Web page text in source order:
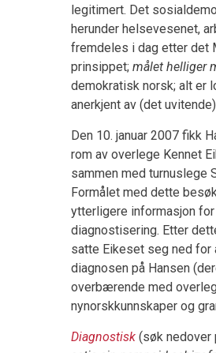
legitimert. Det
herunder helsevesenet,
fremdeles i dag etter det
prinsippet; målet helliger
demokratisk norsk; alt er
anerkjent av (det
Den 10. januar 2007 fikk
rom av overlege Kennet
sammen med turnuslege
Formålet med dette
ytterligere informasjon
diagnostisering. Etter
satte Eikeset seg ned for
diagnosen på Hansen
overbærende med
nynorskkunnskaper og
Diagnostisk (søk nedover